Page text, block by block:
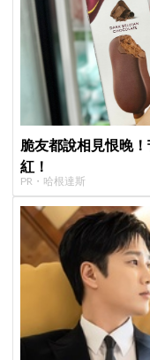
脆友都說相見恨晚
紅！
PR・哈根達斯